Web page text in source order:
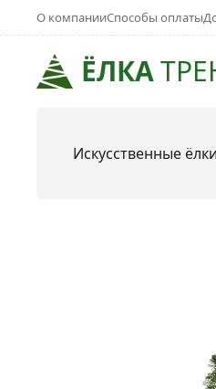
ЁЛКА
О компанииСпособы оплаты
Искусственные ёлки